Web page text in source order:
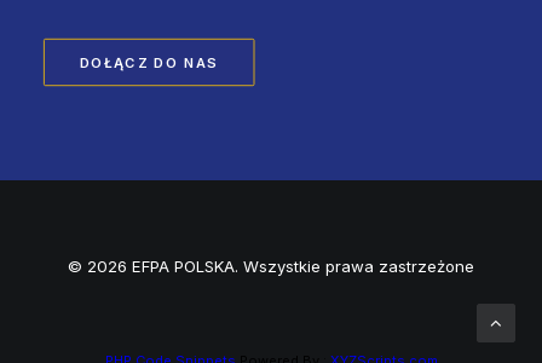
DOŁĄCZ DO NAS
© 2026 EFPA POLSKA. Wszystkie prawa zastrzeżone